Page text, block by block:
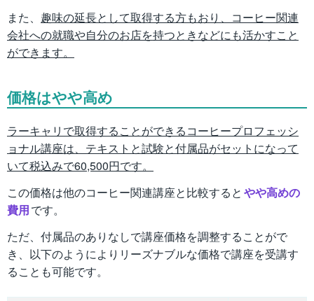
また、 趣味の延長として取得する方もおり、コーヒー関連
会社への就職や自分のお店を持つときなどにも活かすこと
ができます。
価格はやや高め
ラーキャリで取得することができるコーヒープロフェッシ
ョナル講座は、テキストと試験と付属品がセットになって
いて税込みで60,500円です。
この価格は他のコーヒー関連講座と比較すると やや高めの
費用です。
ただ、付属品のありなしで講座価格を調整することがで
き、以下のようによりリーズナブルな価格で講座を受講す
ることも可能です。